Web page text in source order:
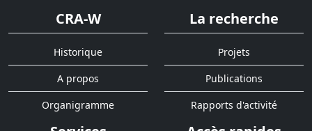
CRA-W
Historique
A propos
Organigramme
La recherche
Projets
Publications
Rapports d'activité